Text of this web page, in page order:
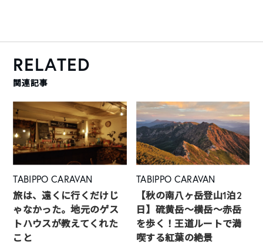
RELATED
関連記事
TABIPPO CARAVAN
旅は、遠くに行くだけじ
ゃなかった。地元のゲス
トハウスが教えてくれた
こと
TABIPPO CARAVAN
【秋の南八ヶ岳登山1泊2
日】硫黄岳～横岳～赤岳
を歩く！王道ルートで満
喫する紅葉の絶景